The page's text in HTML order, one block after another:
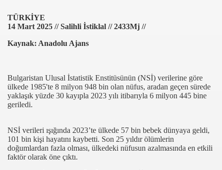
TÜRKİYE
14 Mart 2025 // Salihli İstiklal // 2433Mj //
Kaynak: Anadolu Ajans
Bulgaristan Ulusal İstatistik Enstitüsünün (NSİ) verilerine göre
ülkede 1985'te 8 milyon 948 bin olan nüfus, aradan geçen sürede
yaklaşık yüzde 30 kayıpla 2023 yılı itibarıyla 6 milyon 445 bine
geriledi.
NSİ verileri ışığında 2023’te ülkede 57 bin bebek dünyaya geldi,
101 bin kişi hayatını kaybetti. Son 25 yıldır ölümlerin
doğumlardan fazla olması, ülkedeki nüfusun azalmasında en etkili
faktör olarak öne çıktı.